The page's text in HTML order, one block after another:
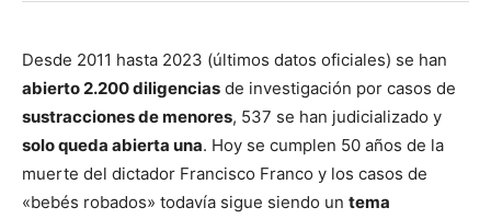
Desde 2011 hasta 2023 (últimos datos oficiales) se han
abierto 2.200 diligencias de investigación por casos de
sustracciones de menores, 537 se han judicializado y
solo queda abierta una. Hoy se cumplen 50 años de la
muerte del dictador Francisco Franco y los casos de
«bebés robados» todavía sigue siendo un tema